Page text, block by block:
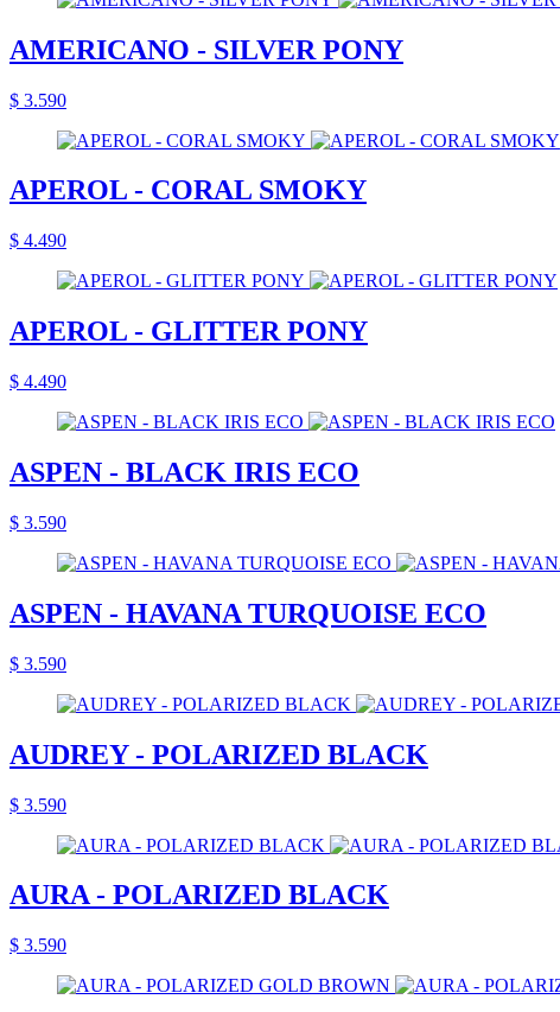
AMERICANO - SILVER PONY
$ 3.590
APEROL - CORAL SMOKY
$ 4.490
APEROL - GLITTER PONY
$ 4.490
ASPEN - BLACK IRIS ECO
$ 3.590
ASPEN - HAVANA TURQUOISE ECO
$ 3.590
AUDREY - POLARIZED BLACK
$ 3.590
AURA - POLARIZED BLACK
$ 3.590